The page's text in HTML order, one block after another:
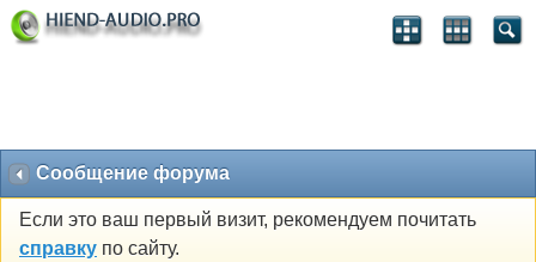
Сообщение форума
Если это ваш первый визит, рекомендуем почитать
справку по сайту.